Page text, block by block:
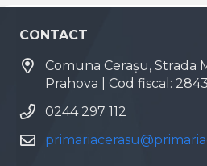
CONTACT
Comuna Cerașu, Strada
Prahova | Cod fiscal:
0244 297 112